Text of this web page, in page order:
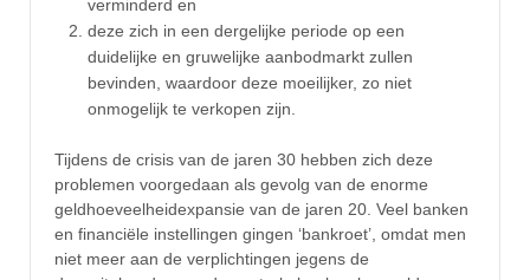
verminderd en
deze zich in een dergelijke periode op een
duidelijke en gruwelijke aanbodmarkt zullen
bevinden, waardoor deze moeilijker, zo niet
onmogelijk te verkopen zijn.
Tijdens de crisis van de jaren 30 hebben zich deze
problemen voorgedaan als gevolg van de enorme
geldhoeveelheidexpansie van de jaren 20. Veel banken
en financiële instellingen gingen ‘bankroet’, omdat men
niet meer aan de verplichtingen jegens de